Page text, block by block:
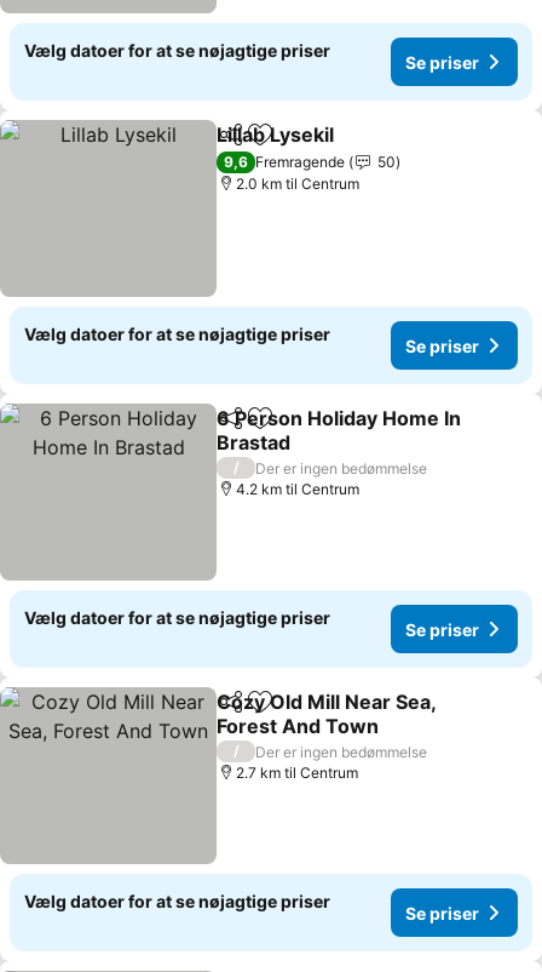
Vælg datoer for at se nøjagtige priser
Se priser
Del Føj til favoritter
Lillab Lysekil
9,6 Fremragende
50
2.0 km til Centrum
Vælg datoer for at se nøjagtige priser
Se priser
Del Føj til favoritter
6 Person Holiday Home In
Brastad
Se priser
/
Der er ingen bedømmelse
4.2 km til Centrum
Vælg datoer for at se nøjagtige priser
Se priser
Del Føj til favoritter
Cozy Old Mill Near Sea,
Forest And Town
Se priser
/
Der er ingen bedømmelse
2.7 km til Centrum
Vælg datoer for at se nøjagtige priser
Se priser